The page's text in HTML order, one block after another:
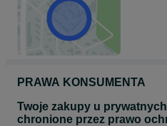
PRAWA KONSUMENTA
Twoje zakupy u
chronione przez prawo